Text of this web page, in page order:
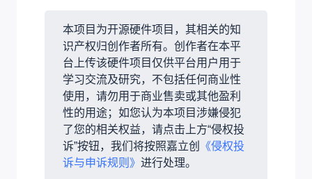
本项目为开源硬件项目，其相关的知
识产权归创作者所有。创作者在本平
台上传该硬件项目仅供平台用户用于
学习交流及研究，不包括任何商业性
使用，请勿用于商业售卖或其他盈利
性的用途；如您认为本项目涉嫌侵犯
了您的相关权益，请点击上方“侵权投
诉”按钮，我们将按照嘉立创
《侵权投
诉与申诉规则》 进行处理。